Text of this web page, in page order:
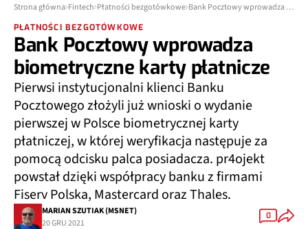
Strona główna Fintech Płatności bezgotówkowe Bank Pocztowy wprowadza biometryczne karty płatnicze
PŁATNOŚCI BEZGOTÓWKOWE
Bank Pocztowy wprowadza
biometryczne karty płatnicze
Pierwsi instytucjonalni klienci Banku
Pocztowego złożyli już wnioski o wydanie
pierwszej w Polsce biometrycznej karty
płatniczej, w której weryfikacja następuje za
pomocą odcisku palca posiadacza. pr4ojekt
powstał dzięki współpracy banku z firmami
Fiserv Polska, Mastercard oraz Thales.
MARIAN SZUTIAK (MSNET)
20 GRU 2021
0